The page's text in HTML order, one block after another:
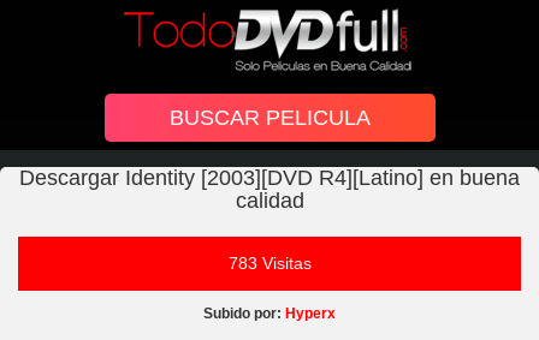
Descargar Identity [2003][DVD R4][Latino] en buena
calidad
783 Visitas
Subido por: Hyperx